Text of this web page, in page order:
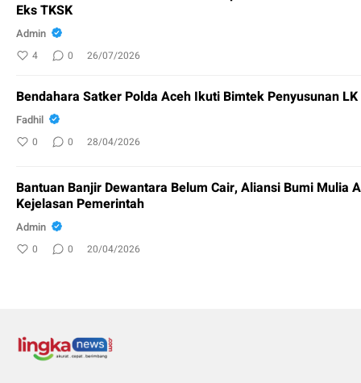
Eks TKSK
Admin
4 0 26/07/2026
Bendahara Satker Polda Aceh Ikuti Bimtek Penyusunan LK
Fadhil
0 0 28/04/2026
Bantuan Banjir Dewantara Belum Cair, Aliansi Bumi Mulia
Kejelasan Pemerintah
Admin
0 0 20/04/2026